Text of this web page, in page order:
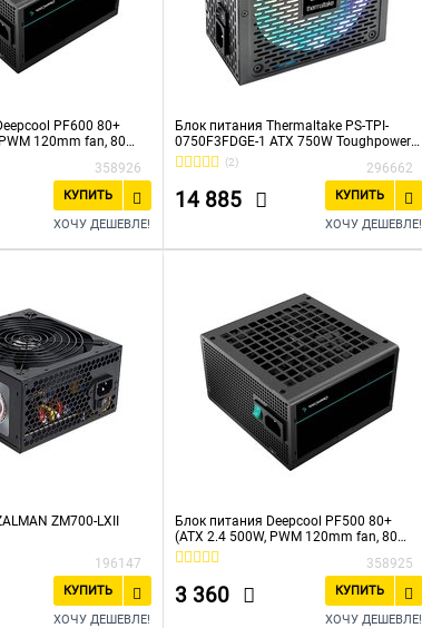
PF600 80+
120mm fan, 80
358926
КУПИТЬ
ХОЧУ ДЕШЕВЛЕ!
Блок питания Thermaltake PS-TPI-
0750F3FDGE-1 ATX 750W Toughpower
iRGB Plus 80+ gold (24+4+4pin) APFC
140mm fan color LED 9xSata Cab
Manag RTL
(2) 296662
14 885
КУПИТЬ
ХОЧУ ДЕШЕВЛЕ!
ZM700-LXII
196147
КУПИТЬ
ХОЧУ ДЕШЕВЛЕ!
Блок питания Deepcool PF500 80+
(ATX 2.4 500W, PWM 120mm fan, 80
Plus, Active PFC) RET
358925
3 360
КУПИТЬ
ХОЧУ ДЕШЕВЛЕ!